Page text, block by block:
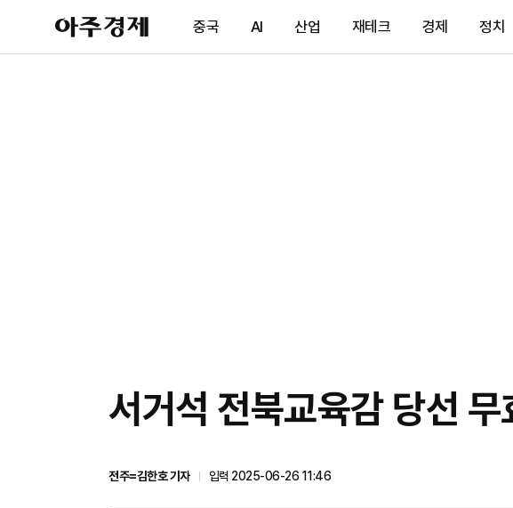
아
주
제
중국 AI 산업 재테크 경제 정치
서거석 전북교육감 당선 무
전주=김한호 기자
입력 2025-06-26 11:46